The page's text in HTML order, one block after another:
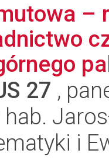
–
27 ,
i